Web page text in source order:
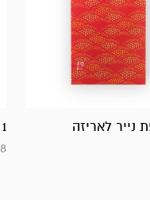
1 מעטפת נייר לאריזה
8